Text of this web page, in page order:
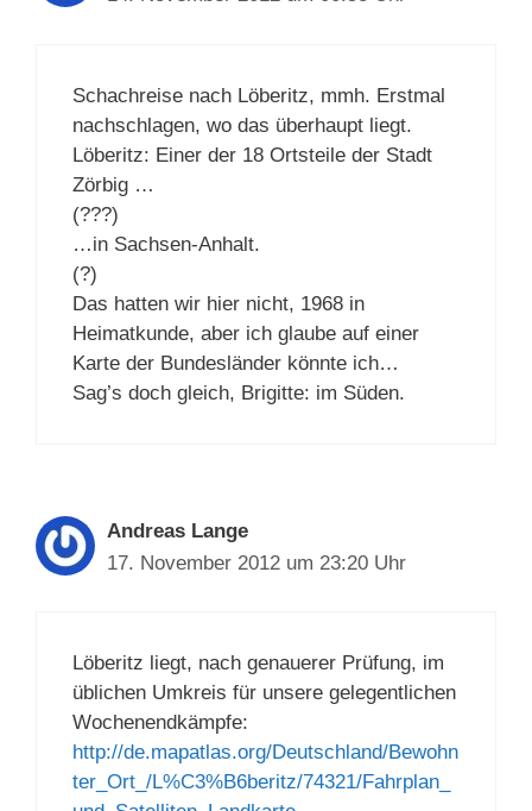
Schachreise nach Löberitz, mmh. Erstmal
nachschlagen, wo das überhaupt liegt.
Löberitz: Einer der 18 Ortsteile der Stadt
Zörbig …
(???)
…in Sachsen-Anhalt.
(?)
Das hatten wir hier nicht, 1968 in
Heimatkunde, aber ich glaube auf einer
Karte der Bundesländer könnte ich…
Sag’s doch gleich, Brigitte: im Süden.
Andreas Lange
17. November 2012 um 23:20 Uhr
Löberitz liegt, nach genauerer Prüfung, im
üblichen Umkreis für unsere gelegentlichen
Wochenendkämpfe:
http://de.mapatlas.org/Deutschland/Bewohn
ter_Ort_/L%C3%B6beritz/74321/Fahrplan_